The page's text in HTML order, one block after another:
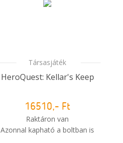
Társasjáték
HeroQuest: Kellar's Keep
16510,- Ft
Raktáron van
Azonnal kapható a boltban is